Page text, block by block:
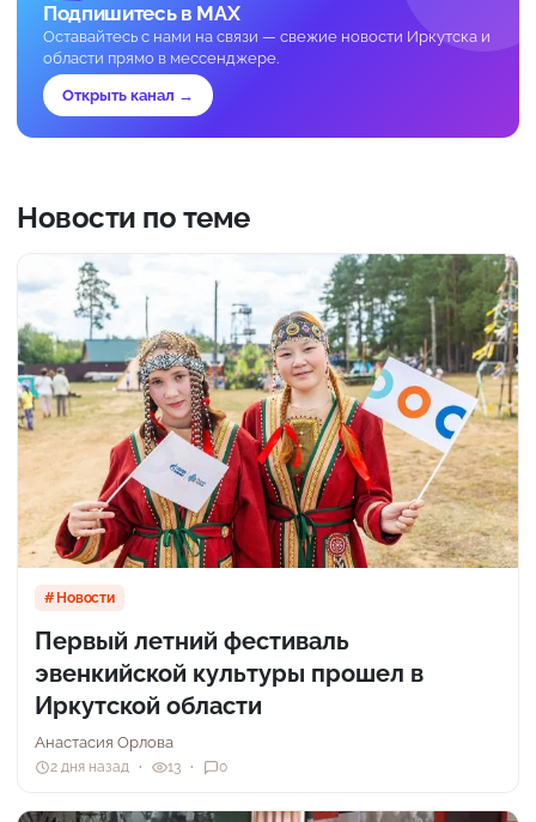
Подпишитесь в MAX
Оставайтесь с нами на связи — свежие новости Иркутска и
области прямо в мессенджере.
Открыть канал →
Новости по теме
Новости
Первый летний фестиваль
эвенкийской культуры прошел в
Иркутской области
Анастасия Орлова
2 дня назад 13 0